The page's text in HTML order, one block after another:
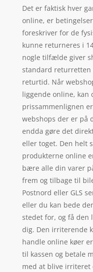
Det er faktisk hver
online, er
foreskriver for de
kunne returneres i
nogle tilfælde giver
standard returretten
returtid. Når
liggende online, kan
prissammenlignen
webshops der er på
endda gøre det
eller toget. Den helt
produkterne online
bære alle din varer
frem og tilbage til
Postnord eller GLS
eller du kan bede
stedet for, og få den
dig. Den irriterende
handle online køer
til kassen og betale
med at blive irriteret